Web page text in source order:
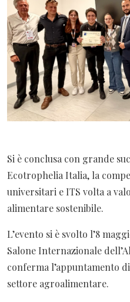
Si è conclusa con grande
Ecotrophelia Italia, la
universitari e ITS volta a
alimentare sostenibile.
L’evento si è svolto l’8
Salone Internazionale
conferma l’appuntamento
settore agroalimentare.